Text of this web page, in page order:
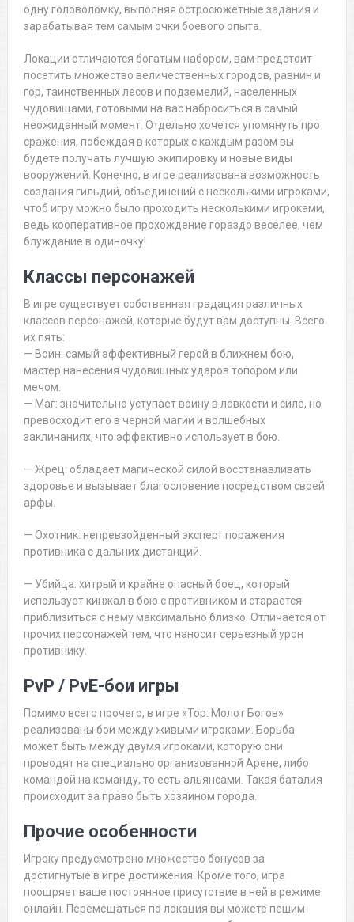
одну головоломку, выполняя остросюжетные задания и
зарабатывая тем самым очки боевого опыта.
Локации отличаются богатым набором, вам предстоит
посетить множество величественных городов, равнин и
гор, таинственных лесов и подземелий, населенных
чудовищами, готовыми на вас наброситься в самый
неожиданный момент. Отдельно хочется упомянуть про
сражения, побеждая в которых с каждым разом вы
будете получать лучшую экипировку и новые виды
вооружений. Конечно, в игре реализована возможность
создания гильдий, объединений с несколькими игроками,
чтоб игру можно было проходить несколькими игроками,
ведь кооперативное прохождение гораздо веселее, чем
блуждание в одиночку!
Классы персонажей
В игре существует собственная градация различных
классов персонажей, которые будут вам доступны. Всего
их пять:
— Воин: самый эффективный герой в ближнем бою,
мастер нанесения чудовищных ударов топором или
мечом.
— Маг: значительно уступает воину в ловкости и силе, но
превосходит его в черной магии и волшебных
заклинаниях, что эффективно использует в бою.
— Жрец: обладает магической силой восстанавливать
здоровье и вызывает благословение посредством своей
арфы.
— Охотник: непревзойденный эксперт поражения
противника с дальних дистанций.
— Убийца: хитрый и крайне опасный боец, который
использует кинжал в бою с противником и старается
приблизиться с нему максимально близко. Отличается от
прочих персонажей тем, что наносит серьезный урон
противнику.
PvP / PvE-бои игры
Помимо всего прочего, в игре «Тор: Молот Богов»
реализованы бои между живыми игроками. Борьба
может быть между двумя игроками, которую они
проводят на специально организованной Арене, либо
командой на команду, то есть альянсами. Такая баталия
происходит за право быть хозяином города.
Прочие особенности
Игроку предусмотрено множество бонусов за
достигнутые в игре достижения. Кроме того, игра
поощряет ваше постоянное присутствие в ней в режиме
онлайн. Перемещаться по локация вы можете пешим